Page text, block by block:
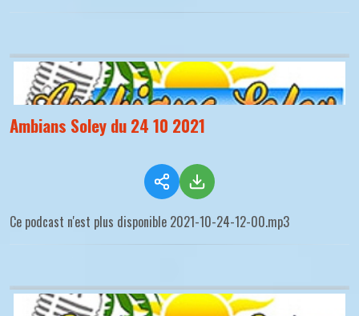
Ambians Soley du 24 10 2021
Ce podcast n'est plus disponible 2021-10-24-12-00.mp3